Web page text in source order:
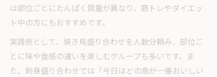
は部位ごとにたんぱく質量が異なり、筋トレやダイエッ
ト中の方にもおすすめです。
実践例として、焼き鳥盛り合わせを人数分頼み、部位ご
とに味や食感の違いを楽しむグループも多いです。ま
た、刺身盛り合わせでは「今日はどの魚が一番おいしい